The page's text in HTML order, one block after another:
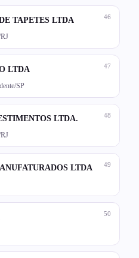
46
TAPETES LTDA
47
LTDA
SP
48
LTDA.
49
LTDA
50